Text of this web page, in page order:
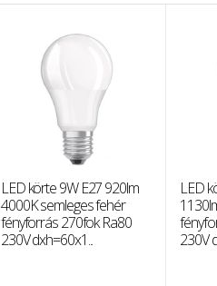
LED körte 9W E27 920lm
4000K semleges fehér
fényforrás 270fok Ra80
230V dxh=60x1...
LED
230V